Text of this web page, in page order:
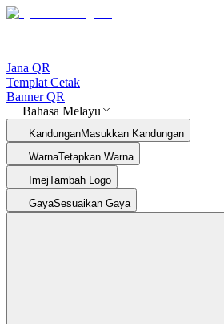
Jana QR
Templat Cetak
Banner QR
Bahasa Melayu
KandunganMasukkan Kandungan
WarnaTetapkan Warna
ImejTambah Logo
GayaSesuaikan Gaya